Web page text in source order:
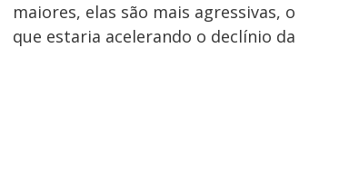
maiores, elas são mais agressivas, o
que estaria acelerando o declínio da